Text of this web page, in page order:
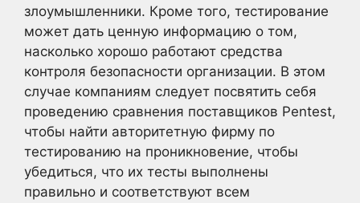
злоумышленники. Кроме того, тестирование
может дать ценную информацию о том,
насколько хорошо работают средства
контроля безопасности организации. В этом
случае компаниям следует посвятить себя
проведению сравнения поставщиков Pentest,
чтобы найти авторитетную фирму по
тестированию на проникновение, чтобы
убедиться, что их тесты выполнены
правильно и соответствуют всем